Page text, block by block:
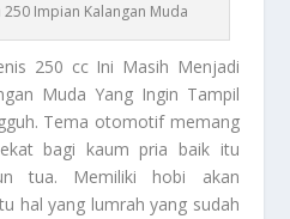
Impian Kalangan Muda
250 cc Ini Masih Menjadi
Muda Yang Ingin Tampil
Tema otomotif memang
bagi kaum pria baik itu
tua. Memiliki hobi akan
hal yang lumrah yang sudah